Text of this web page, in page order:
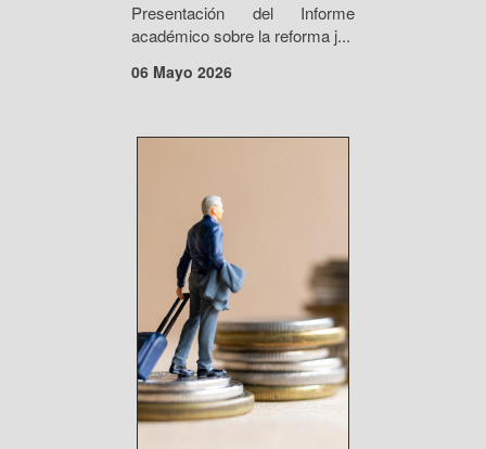
Presentación del Informe
académico sobre la reforma j...
06 Mayo 2026